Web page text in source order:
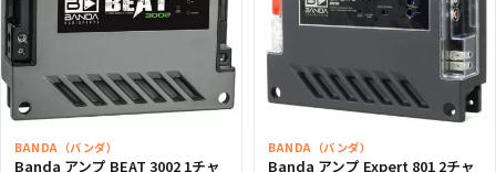
BANDA（バンダ）
Banda アンプ BEAT 3002 1チャ
BANDA（バンダ）
Banda アンプ Expert 801 2チャ